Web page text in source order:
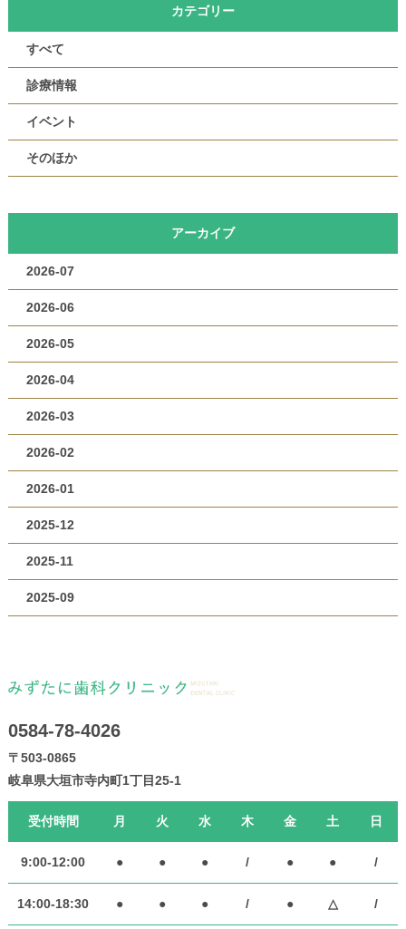
カテゴリー
すべて
診療情報
イベント
そのほか
アーカイブ
2026-07
2026-06
2026-05
2026-04
2026-03
2026-02
2026-01
2025-12
2025-11
2025-09
0584-78-4026
〒503-0865
岐阜県大垣市寺内町1丁目25-1
受付時間 月 火 水 木 金 土 日
9:00-12:00 ● ● ● / ● ● /
14:00-18:30 ● ● ● / ● △ /